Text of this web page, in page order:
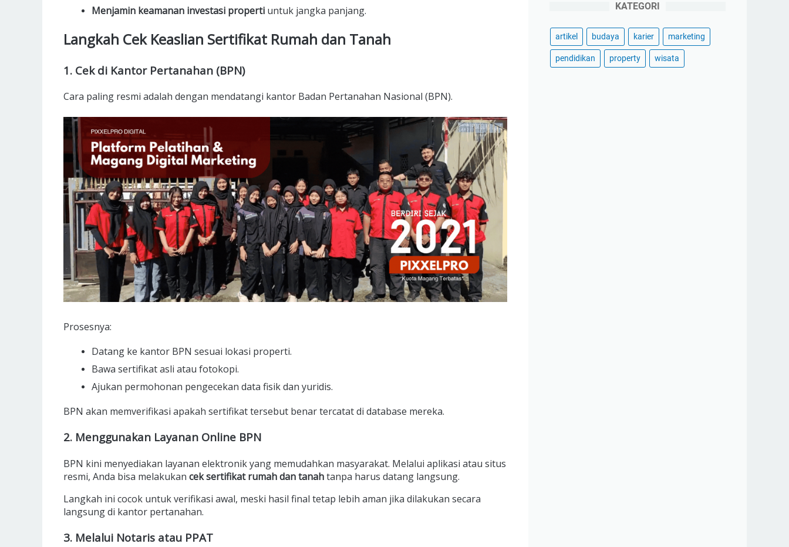
Menjamin keamanan investasi properti untuk jangka panjang.
Langkah Cek Keaslian Sertifikat Rumah dan Tanah
1. Cek di Kantor Pertanahan (BPN)
Cara paling resmi adalah dengan mendatangi kantor Badan Pertanahan Nasional (BPN).
Prosesnya:
Datang ke kantor BPN sesuai lokasi properti.
Bawa sertifikat asli atau fotokopi.
Ajukan permohonan pengecekan data fisik dan yuridis.
BPN akan memverifikasi apakah sertifikat tersebut benar tercatat di database mereka.
2. Menggunakan Layanan Online BPN
BPN kini menyediakan layanan elektronik yang memudahkan masyarakat. Melalui aplikasi atau situs
resmi, Anda bisa melakukan cek sertifikat rumah dan tanahtanpa harus datang langsung.
Langkah ini cocok untuk verifikasi awal, meski hasil final tetap lebih aman jika dilakukan secara
langsung di kantor pertanahan.
3. Melalui Notaris atau PPAT
KATEGORI
artikel budaya karier marketing
pendidikan property wisata